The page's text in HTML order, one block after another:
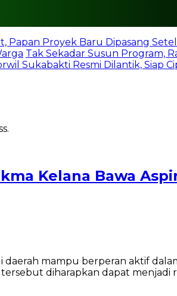
Papan Proyek Baru Dipasang
Tak Sekadar Susun Program,
Sukabakti Resmi Dilantik, Siap
Kelana Bawa
mampu berperan aktif
diharapkan dapat